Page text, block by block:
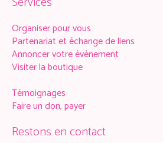
Organiser pour vous
Partenariat et échange de liens
Annoncer votre évènement
Visiter la boutique
Témoignages
Faire un don, payer
Restons en contact